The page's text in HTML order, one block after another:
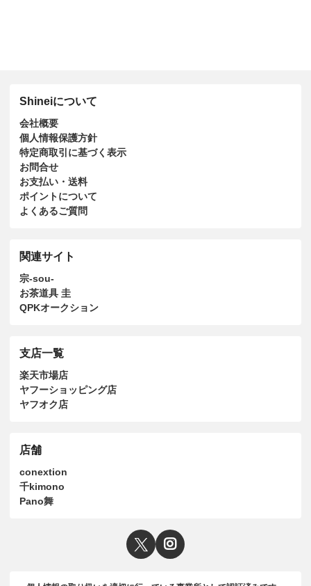
Shineiについて
会社概要
個人情報保護方針
特定商取引に基づく表示
お問合せ
お支払い・送料
ポイントについて
よくあるご質問
関連サイト
宗-sou-
お茶道具 圭
QPKオークション
支店一覧
楽天市場店
ヤフーショッピング店
ヤフオク店
店舗
conextion
千kimono
Pano舞